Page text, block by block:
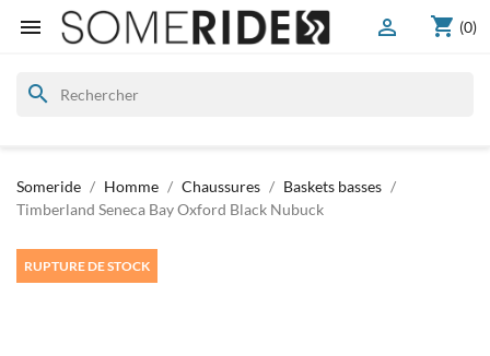
 shopping_cart (0)

search
Someride Homme Chaussures
Baskets basses
Timberland Seneca Bay Oxford Black Nubuck
RUPTURE DE STOCK